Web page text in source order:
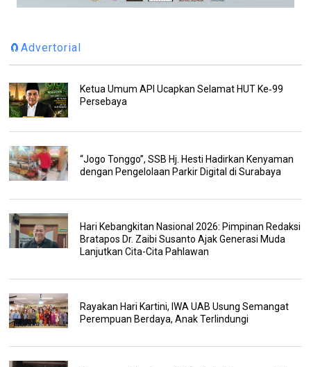
🧲Advertorial
Ketua Umum API Ucapkan Selamat HUT Ke‑99
Persebaya
“Jogo Tonggo”, SSB Hj. Hesti Hadirkan Kenyaman
dengan Pengelolaan Parkir Digital di Surabaya
Hari Kebangkitan Nasional 2026: Pimpinan Redaksi
Bratapos Dr. Zaibi Susanto Ajak Generasi Muda
Lanjutkan Cita-Cita Pahlawan
Rayakan Hari Kartini, IWA UAB Usung Semangat
Perempuan Berdaya, Anak Terlindungi